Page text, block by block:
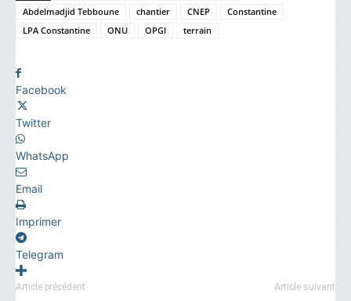
Abdelmadjid Tebboune
chantier CNEP
Constantine
LPA Constantine
ONU OPGI terrain
Facebook
Twitter
WhatsApp
Email
Imprimer
Telegram
Article précédent Article suivant